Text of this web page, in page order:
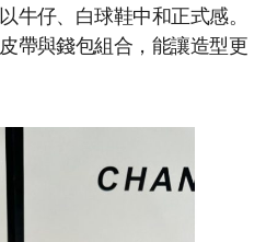
牛仔、白球鞋中和正式感。
帶與錢包組合，能讓造型更